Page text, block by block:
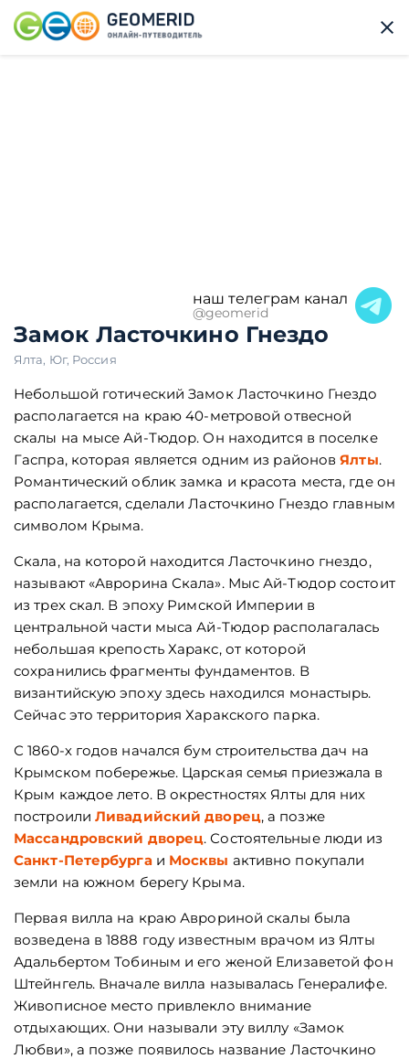
наш телеграм канал
@geomerid
Замок Ласточкино Гнездо
Ялта, Юг, Россия
Небольшой готический Замок Ласточкино Гнездо
располагается на краю 40-метровой отвесной
скалы на мысе Ай-Тюдор. Он находится в поселке
Гаспра, которая является одним из районовЯлты.
Романтический облик замка и красота места, где он
располагается, сделали Ласточкино Гнездо главным
символом Крыма.
Скала, на которой находится Ласточкино гнездо,
называют «Аврорина Скала». Мыс Ай-Тюдор состоит
из трех скал. В эпоху Римской Империи в
центральной части мыса Ай-Тюдор располагалась
небольшая крепость Харакс, от которой
сохранились фрагменты фундаментов. В
византийскую эпоху здесь находился монастырь.
Сейчас это территория Харакского парка.
С 1860-х годов начался бум строительства дач на
Крымском побережье. Царская семья приезжала в
Крым каждое лето. В окрестностях Ялты для них
построили Ливадийский дворец, а позже
Массандровский дворец. Состоятельные люди из
Санкт-Петербургаи Москвы активно покупали
земли на южном берегу Крыма.
Первая вилла на краю Аврориной скалы была
возведена в 1888 году известным врачом из Ялты
Адальбертом Тобиным и его женой Елизаветой фон
Штейнгель. Вначале вилла называлась Генералифе.
Живописное место привлекло внимание
отдыхающих. Они называли эту виллу «Замок
Любви», а позже появилось название Ласточкино